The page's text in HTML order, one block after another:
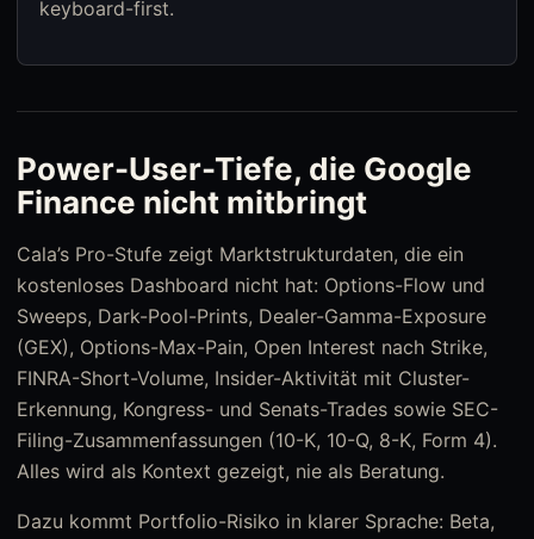
keyboard-first.
Power-User-Tiefe, die Google
Finance nicht mitbringt
Cala’s Pro-Stufe zeigt Marktstrukturdaten, die ein
kostenloses Dashboard nicht hat: Options-Flow und
Sweeps, Dark-Pool-Prints, Dealer-Gamma-Exposure
(GEX), Options-Max-Pain, Open Interest nach Strike,
FINRA-Short-Volume, Insider-Aktivität mit Cluster-
Erkennung, Kongress- und Senats-Trades sowie SEC-
Filing-Zusammenfassungen (10-K, 10-Q, 8-K, Form 4).
Alles wird als Kontext gezeigt, nie als Beratung.
Dazu kommt Portfolio-Risiko in klarer Sprache: Beta,